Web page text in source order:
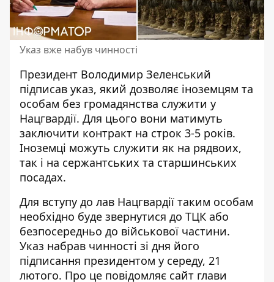
Указ вже набув чинності
Президент Володимир Зеленський
підписав указ, який дозволяє іноземцям та
особам без громадянства служити у
Нацгвардії. Для цього вони матимуть
заключити контракт на строк 3-5 років.
Іноземці можуть служити як на рядвоих,
так і на сержантських та старшинських
посадах.
Для вступу до лав Нацгвардії таким особам
необхідно буде звернутися до ТЦК або
безпосередньо до військової частини.
Указ набрав чинності зі дня його
підписання президентом у середу, 21
лютого. Про це повідомляє сайт глави